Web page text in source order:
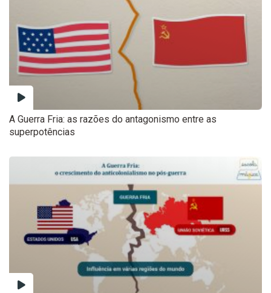
A Guerra Fria: as razões do antagonismo entre as
superpotências